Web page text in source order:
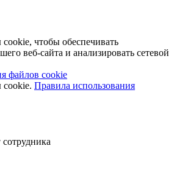
чтобы обеспечивать
веб-сайта и анализировать сетевой
файлов cookie
Правила использования